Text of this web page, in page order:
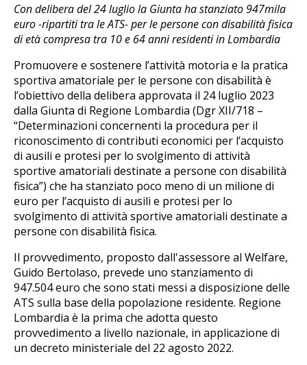
Con delibera del 24 luglio la Giunta ha stanziato 947mila
euro -ripartiti tra le ATS- per le persone con disabilità fisica
di età compresa tra 10 e 64 anni residenti in Lombardia
Promuovere e sostenere l’attività motoria e la pratica
sportiva amatoriale per le persone con disabilità è
l’obiettivo della delibera approvata il 24 luglio 2023
dalla Giunta di Regione Lombardia (Dgr XII/718 –
“Determinazioni concernenti la procedura per il
riconoscimento di contributi economici per l’acquisto
di ausili e protesi per lo svolgimento di attività
sportive amatoriali destinate a persone con disabilità
fisica”) che ha stanziato poco meno di un milione di
euro per l’acquisto di ausili e protesi per lo
svolgimento di attività sportive amatoriali destinate a
persone con disabilità fisica.
Il provvedimento, proposto dall'assessore al Welfare,
Guido Bertolaso, prevede uno stanziamento di
947.504 euro che sono stati messi a disposizione delle
ATS sulla base della popolazione residente. Regione
Lombardia è la prima che adotta questo
provvedimento a livello nazionale, in applicazione di
un decreto ministeriale del 22 agosto 2022.